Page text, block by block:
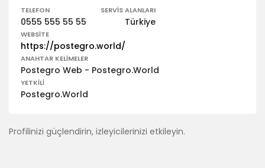
TELEFON
0555 555 55 55
SERVIS ALANLARI
Türkiye
WEBSITE
https://postegro.world/
ANAHTAR KELIMELER
Postegro Web - Postegro.World
YETKILI
Postegro.World
Profilinizi güçlendirin, izleyicilerinizi etkileyin.